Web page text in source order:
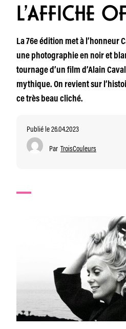
L’AFFICHE
La 76e édition met à l’honneur
une photographie en noir et
tournage d’un film d’Alain
mythique. On revient sur
ce très beau cliché.
Publié le 26.04.2023
Par TroisCouleurs